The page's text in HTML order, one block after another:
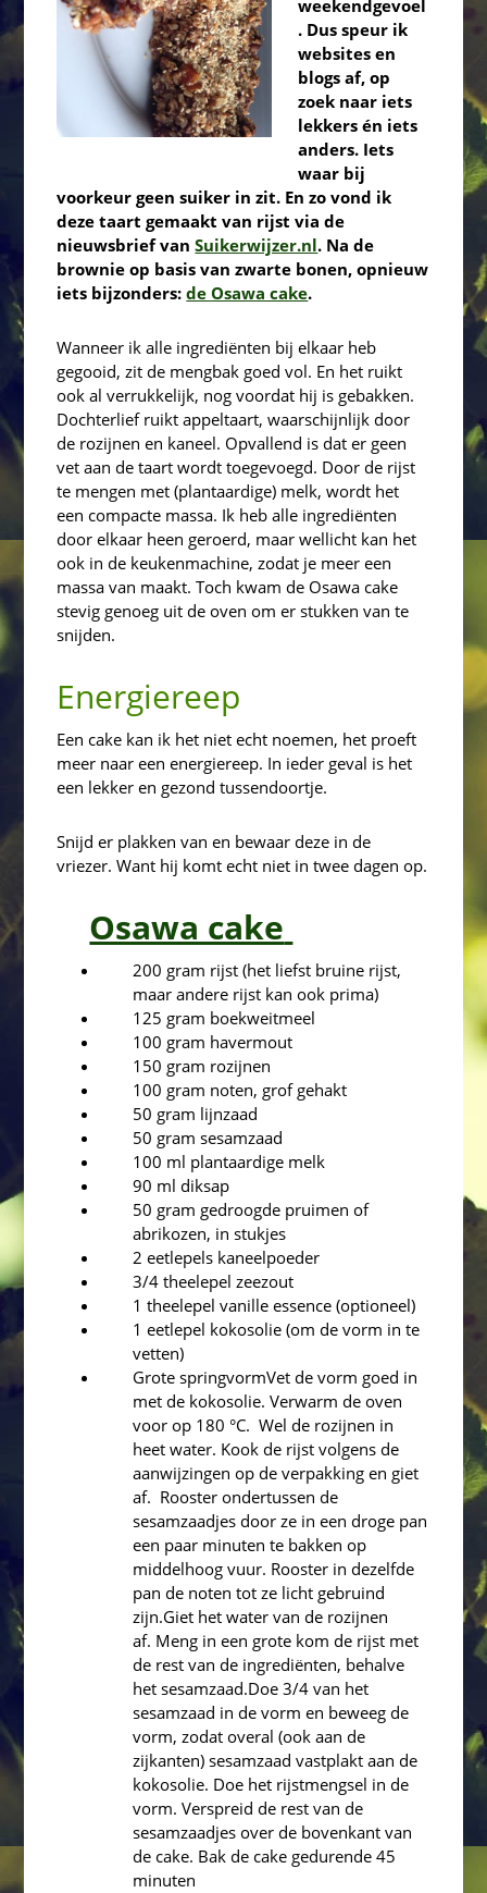
weekendgevoel
. Dus speur ik
websites en
blogs af, op
zoek naar iets
lekkers én iets
anders. Iets
waar bij
voorkeur geen suiker in zit. En zo vond ik
deze taart gemaakt van rijst via de
nieuwsbrief vanSuikerwijzer.nl. Na de
brownie op basis van zwarte bonen, opnieuw
iets bijzonders:de Osawa cake.
Wanneer ik alle ingrediënten bij elkaar heb
gegooid, zit de mengbak goed vol. En het ruikt
ook al verrukkelijk, nog voordat hij is gebakken.
Dochterlief ruikt appeltaart, waarschijnlijk door
de rozijnen en kaneel. Opvallend is dat er geen
vet aan de taart wordt toegevoegd. Door de rijst
te mengen met (plantaardige) melk, wordt het
een compacte massa. Ik heb alle ingrediënten
door elkaar heen geroerd, maar wellicht kan het
ook in de keukenmachine, zodat je meer een
massa van maakt. Toch kwam de Osawa cake
stevig genoeg uit de oven om er stukken van te
snijden.
Energiereep
Een cake kan ik het niet echt noemen, het proeft
meer naar een energiereep. In ieder geval is het
een lekker en gezond tussendoortje.
Snijd er plakken van en bewaar deze in de
vriezer. Want hij komt echt niet in twee dagen op.
Osawa cake
200 gram rijst (het liefst bruine rijst,
maar andere rijst kan ook prima)
125 gram boekweitmeel
100 gram havermout
150 gram rozijnen
100 gram noten, grof gehakt
50 gram lijnzaad
50 gram sesamzaad
100 ml plantaardige melk
90 ml diksap
50 gram gedroogde pruimen of
abrikozen, in stukjes
2 eetlepels kaneelpoeder
3/4 theelepel zeezout
1 theelepel vanille essence (optioneel)
1 eetlepel kokosolie (om de vorm in te
vetten)
Grote springvormVet de vorm goed in
met de kokosolie. Verwarm de oven
voor op 180 °C. Wel de rozijnen in
heet water. Kook de rijst volgens de
aanwijzingen op de verpakking en giet
af. Rooster ondertussen de
sesamzaadjes door ze in een droge pan
een paar minuten te bakken op
middelhoog vuur. Rooster in dezelfde
pan de noten tot ze licht gebruind
zijn.Giet het water van de rozijnen
af. Meng in een grote kom de rijst met
de rest van de ingrediënten, behalve
het sesamzaad.Doe 3/4 van het
sesamzaad in de vorm en beweeg de
vorm, zodat overal (ook aan de
zijkanten) sesamzaad vastplakt aan de
kokosolie. Doe het rijstmengsel in de
vorm. Verspreid de rest van de
sesamzaadjes over de bovenkant van
de cake. Bak de cake gedurende 45
minuten